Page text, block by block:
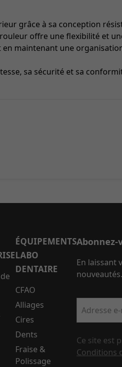
grâce à sa conception
offre une flexibilité et
maintenant une
sa sécurité et sa
ÉQUIPEMENTS
LABO
DENTAIRE
CFAO
Alliages
Cires
Dents
Fraise &
Polissage
Abonnez-
En laissant
nouveautés.
Adresse
Ce site est
Conditions